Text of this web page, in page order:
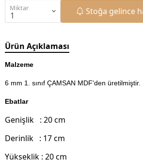
Miktar Stoğa gelince
Ürün Açıklaması
Malzeme
6 mm 1. sınıf ÇAMSAN MDF'den üretilmiştir.
Ebatlar
Genişlik : 20 cm
Derinlik : 17 cm
Yükseklik : 20 cm